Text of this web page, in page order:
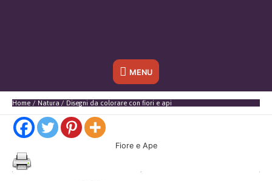
Sotto
l'header
MENU
Home Natura Disegni da colorare con fiori e api
Fiore e Ape